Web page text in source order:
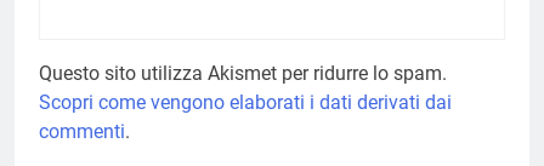
Questo sito utilizza Akismet per ridurre lo spam.
Scopri come vengono elaborati i dati derivati dai
commenti.